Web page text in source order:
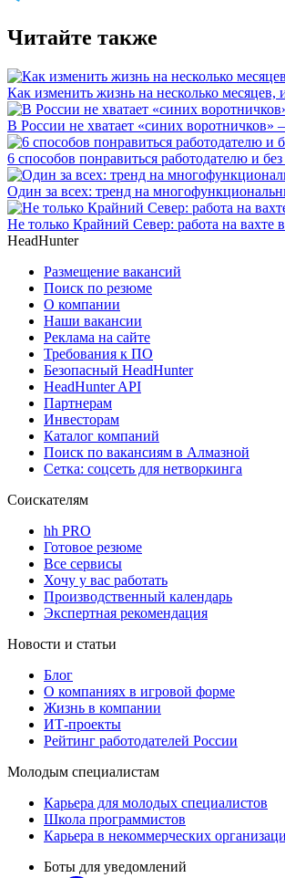
Читайте также
Как изменить жизнь на несколько месяцев,
В России не хватает «синих воротничков»
6 способов понравиться работодателю и
Один за всех: тренд на
Не только Крайний Север: работа на вахте
HeadHunter
Размещение вакансий
Поиск по резюме
О компании
Наши вакансии
Реклама на сайте
Требования к ПО
Безопасный HeadHunter
HeadHunter API
Партнерам
Инвесторам
Каталог компаний
Поиск по вакансиям в Алмазной
Сетка: соцсеть для нетворкинга
Соискателям
hh PRO
Готовое резюме
Все сервисы
Хочу у вас работать
Производственный календарь
Экспертная рекомендация
Новости и статьи
Блог
О компаниях в игровой форме
Жизнь в компании
ИТ-проекты
Рейтинг работодателей России
Молодым специалистам
Карьера для молодых специалистов
Школа программистов
Карьера в некоммерческих
Боты для уведомлений